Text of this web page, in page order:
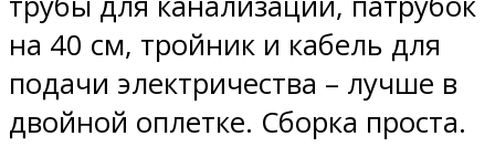
на 40 см, тройник и кабель для
подачи электричества – лучше в
двойной оплетке. Сборка проста.